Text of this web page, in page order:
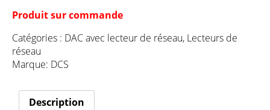
Produit sur commande
Catégories : DAC avec lecteur de réseau, Lecteurs de
réseau
Marque: DCS
Description